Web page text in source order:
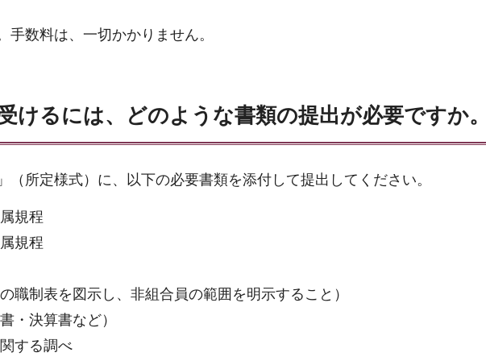
数料は、一切かかりません。
けるには、どのような書類の提出が必要ですか
（所定様式）に、以下の必要書類を添付して提出してください。
規程
規程
制表を図示し、非組合員の範囲を明示すること）
・決算書など）
する調べ